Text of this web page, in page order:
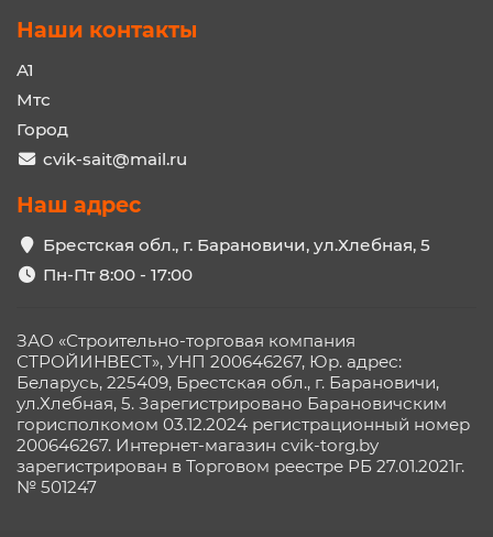
Наши контакты
A1
Мтс
Город
cvik-sait@mail.ru
Наш адрес
Брестская обл., г. Барановичи, ул.Хлебная, 5
Пн-Пт 8:00 - 17:00
ЗАО «Строительно-торговая компания
СТРОЙИНВЕСТ», УНП 200646267, Юр. адрес:
Беларусь, 225409, Брестская обл., г. Барановичи,
ул.Хлебная, 5. Зарегистрировано Барановичским
горисполкомом 03.12.2024 регистрационный номер
200646267. Интернет-магазин cvik-torg.by
зарегистрирован в Торговом реестре РБ 27.01.2021г.
№ 501247